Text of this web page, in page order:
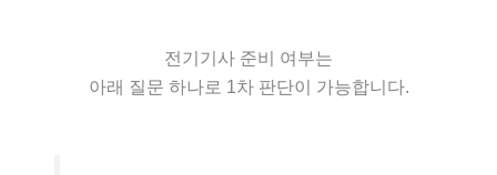
전기기사 준비 여부는
아래 질문 하나로 1차 판단이 가능합니다.